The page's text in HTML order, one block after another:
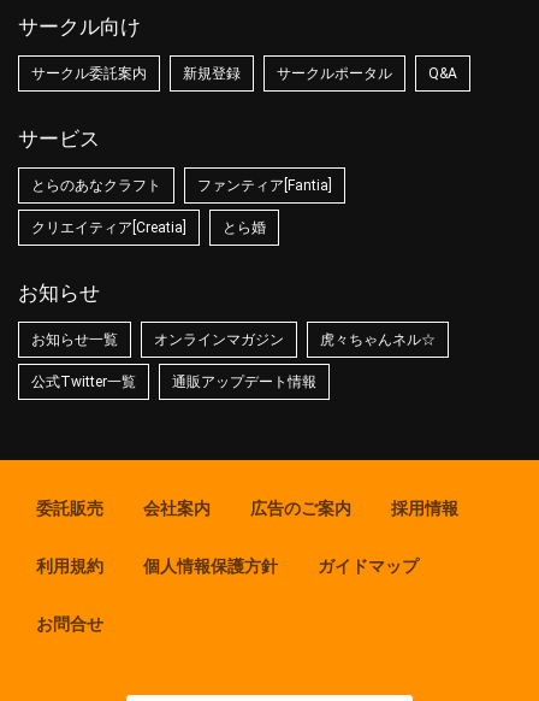
サークル向け
サークル委託案内 新規登録 サークルポータル Q&A
サービス
とらのあなクラフト ファンティア[Fantia]
クリエイティア[Creatia] とら婚
お知らせ
お知らせ一覧 オンラインマガジン 虎々ちゃんネル☆
公式Twitter一覧 通販アップデート情報
委託販売 会社案内 広告のご案内 採用情報
利用規約 個人情報保護方針 ガイドマップ
お問合せ